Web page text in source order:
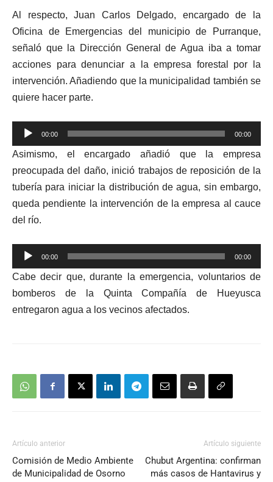
Al respecto, Juan Carlos Delgado, encargado de la
Oficina de Emergencias del municipio de Purranque,
señaló que la Dirección General de Agua iba a tomar
acciones para denunciar a la empresa forestal por la
intervención. Añadiendo que la municipalidad también se
quiere hacer parte.
Reproductor
de
audio
00:00 00:00
Asimismo, el encargado añadió que la empresa
preocupada del daño, inició trabajos de reposición de la
tubería para iniciar la distribución de agua, sin embargo,
queda pendiente la intervención de la empresa al cauce
del río.
Reproductor
de
audio
00:00 00:00
Cabe decir que, durante la emergencia, voluntarios de
bomberos de la Quinta Compañía de Hueyusca
entregaron agua a los vecinos afectados.
Artículo anterior
Comisión de Medio Ambiente
de Municipalidad de Osorno
Artículo siguiente
Chubut Argentina: confirman
más casos de Hantavirus y